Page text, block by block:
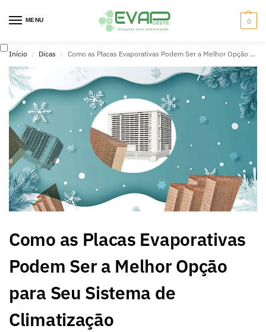
MENU 0
Início / Dicas / Como as Placas Evaporativas Podem Ser a Melhor Opção para Seu Sistema de Climatização
Como as Placas Evaporativas
Podem Ser a Melhor Opção
para Seu Sistema de
Climatização